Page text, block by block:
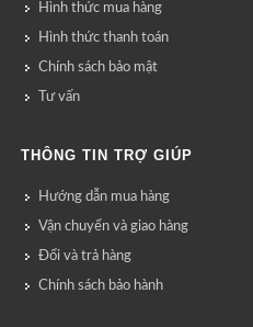
Hình thức mua hàng
Hình thức thanh toán
Chính sách bảo mật
Tư vấn
THÔNG TIN TRỢ GIÚP
Hướng dẫn mua hàng
Vận chuyển và giao hàng
Đổi và trả hàng
Chính sách bảo hành